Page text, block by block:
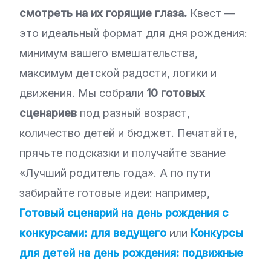
смотреть на их горящие глаза. Квест —
это идеальный формат для дня рождения:
минимум вашего вмешательства,
максимум детской радости, логики и
движения. Мы собрали 10 готовых
сценариев под разный возраст,
количество детей и бюджет. Печатайте,
прячьте подсказки и получайте звание
«Лучший родитель года». А по пути
забирайте готовые идеи: например,
Готовый сценарий на день рождения с
конкурсами: для ведущего или Конкурсы
для детей на день рождения: подвижные